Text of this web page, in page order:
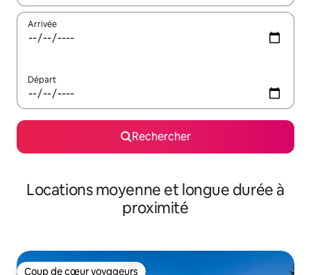
Arrivée
Départ
Rechercher
Locations moyenne et longue durée à
proximité
Coup de cœur voyageurs